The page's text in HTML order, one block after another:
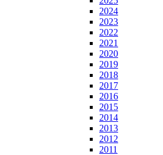
2024
2023
2022
2021
2020
2019
2018
2017
2016
2015
2014
2013
2012
2011